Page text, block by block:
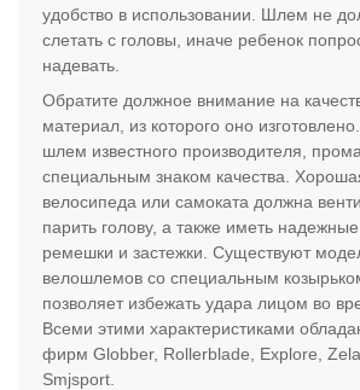
удобство в использовании. Шлем не
слетать с головы, иначе ребенок
надевать.
Обратите должное внимание на
материал, из которого оно
шлем известного производителя,
специальным знаком качества.
велосипеда или самоката должна
парить голову, а также иметь
ремешки и застежки. Существуют
велошлемов со специальным
позволяет избежать удара лицом во
Всеми этими характеристиками
фирм Globber, Rollerblade, Explore,
Smjsport.